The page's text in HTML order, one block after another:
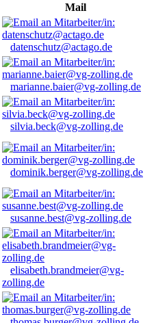
Mail
datenschutz@actago.de
marianne.baier@vg-zolling.de
silvia.beck@vg-zolling.de
dominik.berger@vg-zolling.de
susanne.best@vg-zolling.de
elisabeth.brandmeier@vg-
zolling.de